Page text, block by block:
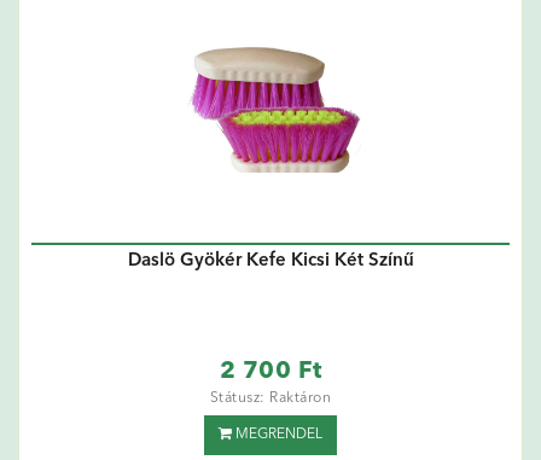
Daslö Gyökér Kefe Kicsi Két Színű
2 700 Ft
Státusz: Raktáron
MEGRENDEL